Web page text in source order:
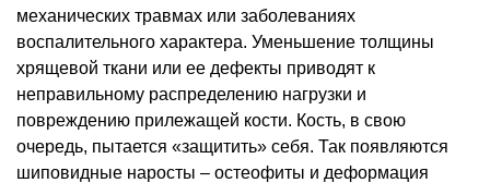
механических травмах или заболеваниях
воспалительного характера. Уменьшение толщины
хрящевой ткани или ее дефекты приводят к
неправильному распределению нагрузки и
повреждению прилежащей кости. Кость, в свою
очередь, пытается «защитить» себя. Так появляются
шиповидные наросты – остеофиты и деформация